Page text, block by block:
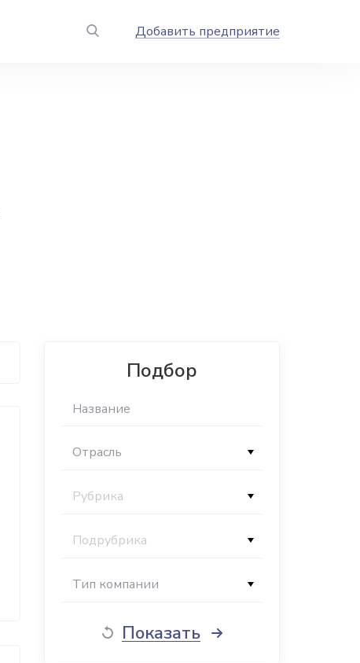
Добавить предприятие
Подбор
Отрасль
Рубрика
Подрубрика
Тип компании
Показать